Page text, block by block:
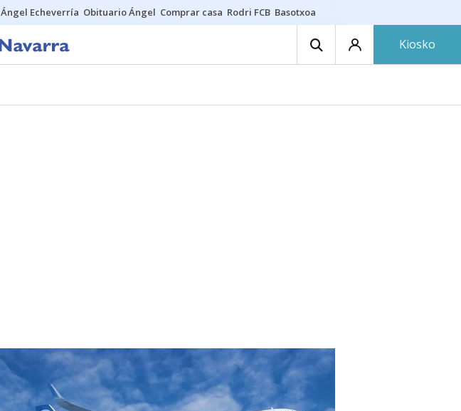
Ángel Echeverría Obituario Ángel Comprar casa Rodri FCB Basotxoa
Kiosko